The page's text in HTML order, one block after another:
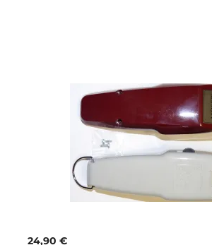
24,90 €